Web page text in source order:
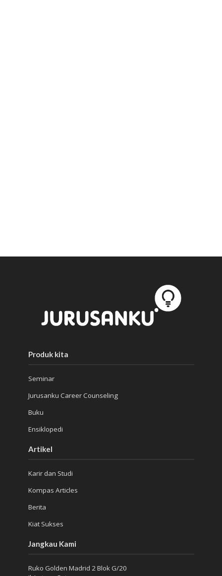
Produk kita
Seminar
Jurusanku Career Counseling
Buku
Ensiklopedi
Artikel
Karir dan Studi
Kompas Articles
Berita
Kiat Sukses
Jangkau Kami
Ruko Golden Madrid 2 Blok G/20